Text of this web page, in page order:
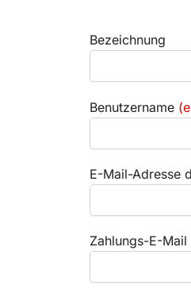
Bezeichnung
Benutzername
E-Mail-Adresse
Zahlungs-E-Mail